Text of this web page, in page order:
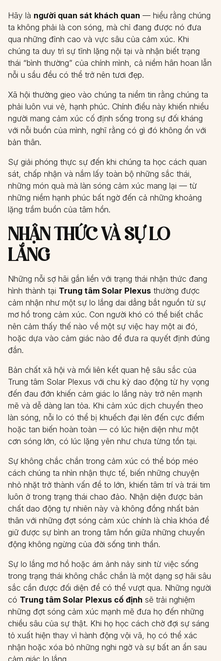
Hãy là người quan sát khách quan — hiểu rằng chúng
ta không phải là con sóng, mà chỉ đang được nó đưa
qua những đỉnh cao và vực sâu của cảm xúc. Khi
chúng ta duy trì sự tĩnh lặng nội tại và nhận biết trạng
thái “bình thường” của chính mình, cả niềm hân hoan lẫn
nỗi u sầu đều có thể trở nên tươi đẹp.
Xã hội thường gieo vào chúng ta niềm tin rằng chúng ta
phải luôn vui vẻ, hạnh phúc. Chính điều này khiến nhiều
người mang cảm xúc cố định sống trong sự đối kháng
với nỗi buồn của mình, nghĩ rằng có gì đó không ổn với
bản thân.
Sự giải phóng thực sự đến khi chúng ta học cách quan
sát, chấp nhận và nắm lấy toàn bộ những sắc thái,
những món quà mà làn sóng cảm xúc mang lại — từ
những niềm hạnh phúc bất ngờ đến cả những khoảng
lặng trầm buồn của tâm hồn.
NHẬN THỨC VÀ SỰ LO
LẮNG
Những nỗi sợ hãi gắn liền với trạng thái nhận thức đang
hình thành tại Trung tâm Solar Plexus thường được
cảm nhận như một sự lo lắng dai dẳng bắt nguồn từ sự
mơ hồ trong cảm xúc. Con người khó có thể biết chắc
nên cảm thấy thế nào về một sự việc hay một ai đó,
hoặc dựa vào cảm giác nào để đưa ra quyết định đúng
đắn.
Bản chất xã hội và mối liên kết quan hệ sâu sắc của
Trung tâm Solar Plexus với chu kỳ dao động từ hy vọng
đến đau đớn khiến cảm giác lo lắng này trở nên mạnh
mẽ và dễ dàng lan tỏa. Khi cảm xúc dịch chuyển theo
làn sóng, nỗi lo có thể bị khuếch đại lên đến cực điểm
hoặc tan biến hoàn toàn — có lúc hiện diện như một
cơn sóng lớn, có lúc lặng yên như chưa từng tồn tại.
Sự không chắc chắn trong cảm xúc có thể bóp méo
cách chúng ta nhìn nhận thực tế, biến những chuyện
nhỏ nhặt trở thành vấn đề to lớn, khiến tâm trí và trái tim
luôn ở trong trạng thái chao đảo. Nhận diện được bản
chất dao động tự nhiên này và không đồng nhất bản
thân với những đợt sóng cảm xúc chính là chìa khóa để
giữ được sự bình an trong tâm hồn giữa những chuyển
động không ngừng của đời sống tinh thần.
Sự lo lắng mơ hồ hoặc ám ảnh nảy sinh từ việc sống
trong trạng thái không chắc chắn là một dạng sợ hãi sâu
sắc cần được đối diện để có thể vượt qua. Những người
có Trung tâm Solar Plexus cố định sẽ trải nghiệm
những đợt sóng cảm xúc mạnh mẽ đưa họ đến những
chiều sâu của sự thật. Khi họ học cách chờ đợi sự sáng
tỏ xuất hiện thay vì hành động vội vã, họ có thể xác
nhận hoặc xóa bỏ những nghi ngờ và sự bất an ẩn sau
cảm giác lo lắng.